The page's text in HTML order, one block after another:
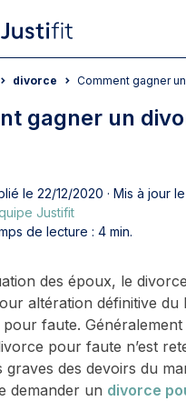
divorce Comment gagner
gagner un
le 22/12/2020 · Mis à jour
Justifit
de lecture : 4 min.
des époux, le
altération définitive du
pour faute.
pour faute n’est
graves des devoirs du
demander un divorce